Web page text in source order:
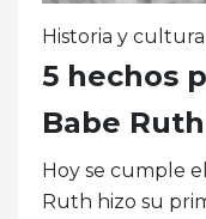
Historia y cultura
5 hechos
Babe Ruth
Hoy se cumple
Ruth hizo su